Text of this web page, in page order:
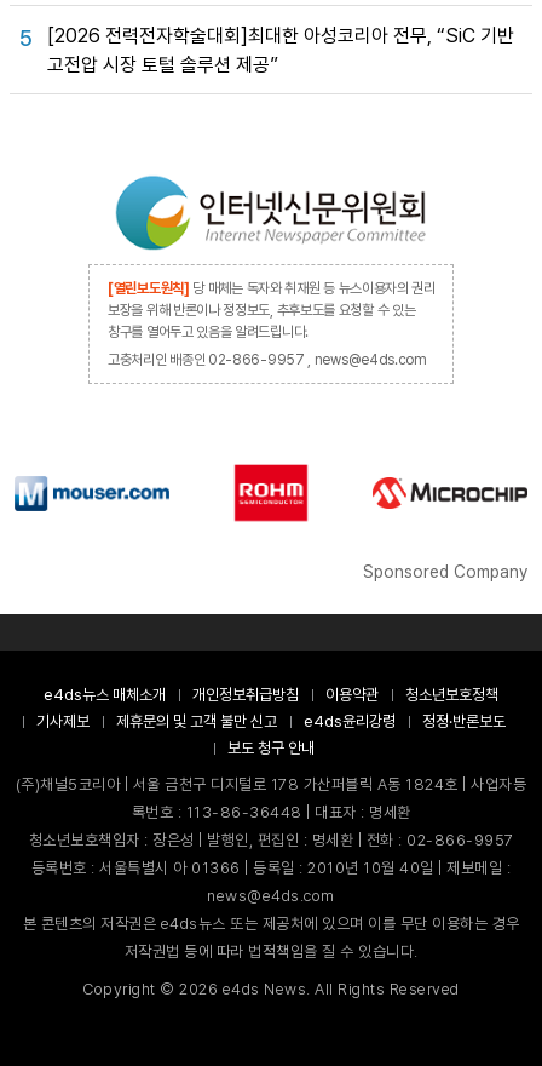
5
[2026 전력전자학술대회]최대한 아성코리아 전무, “SiC 기반
고전압 시장 토털 솔루션 제공”
[열린보도원칙] 당 매체는 독자와 취재원 등 뉴스이용자의 권리
보장을 위해 반론이나 정정보도, 추후보도를 요청할 수 있는
창구를 열어두고 있음을 알려드립니다.
고충처리인 배종인 02-866-9957 , news@e4ds.com
Sponsored Company
e4ds뉴스 매체소개 개인정보취급방침 이용약관
청소년보호정책
기사제보
제휴문의 및 고객 불만 신고 e4ds윤리강령
정정·반론보도
보도 청구 안내
(주)채널5코리아 | 서울 금천구 디지털로 178 가산퍼블릭 A동 1824호 | 사업자등
록번호 : 113-86-36448 | 대표자 : 명세환
청소년보호책임자 : 장은성 | 발행인, 편집인 : 명세환 | 전화 : 02-866-9957
등록번호 : 서울특별시 아 01366 | 등록일 : 2010년 10월 40일 | 제보메일 :
news@e4ds.com
본 콘텐츠의 저작권은 e4ds뉴스 또는 제공처에 있으며 이를 무단 이용하는 경우
저작권법 등에 따라 법적책임을 질 수 있습니다.
Copyright ©2026 e4ds News. All Rights Reserved